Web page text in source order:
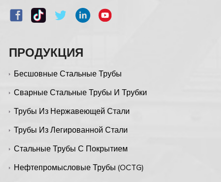
ПРОДУКЦИЯ
Бесшовные Стальные Трубы
Сварные Стальные Трубы И Трубки
Трубы Из Нержавеющей Стали
Трубы Из Легированной Стали
Стальные Трубы С Покрытием
Нефтепромысловые Трубы (OCTG)